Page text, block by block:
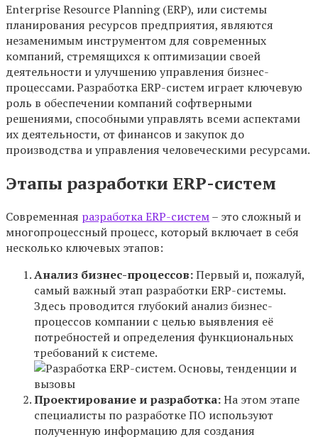
Enterprise Resource Planning (ERP), или системы
планирования ресурсов предприятия, являются
незаменимым инструментом для современных
компаний, стремящихся к оптимизации своей
деятельности и улучшению управления бизнес-
процессами. Разработка ERP-систем играет ключевую
роль в обеспечении компаний софтверными
решениями, способными управлять всеми аспектами
их деятельности, от финансов и закупок до
производства и управления человеческими ресурсами.
Этапы разработки ERP-систем
Современная разработка ERP-систем– это сложный и
многопроцессный процесс, который включает в себя
несколько ключевых этапов:
Анализ бизнес-процессов:Первый и, пожалуй,
самый важный этап разработки ERP-системы.
Здесь проводится глубокий анализ бизнес-
процессов компании с целью выявления её
потребностей и определения функциональных
требований к системе.
Проектирование и разработка:На этом этапе
специалисты по разработке ПО используют
полученную информацию для создания